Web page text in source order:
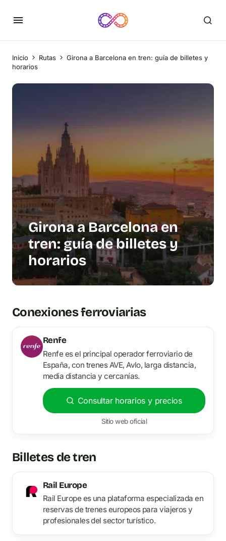
Inicio Rutas
Girona a Barcelona en tren: guía de billetes y
horarios
Girona a Barcelona en
tren: guía de billetes y
horarios
Conexiones ferroviarias
Renfe
Renfe es el principal operador ferroviario de
España, con trenes AVE, Avlo, larga distancia,
media distancia y cercanías.
Consultar horarios y precios
Sitio web oficial
Billetes de tren
Rail Europe
Rail Europe es una plataforma especializada en
reservas de trenes europeos para viajeros y
profesionales del sector turístico.